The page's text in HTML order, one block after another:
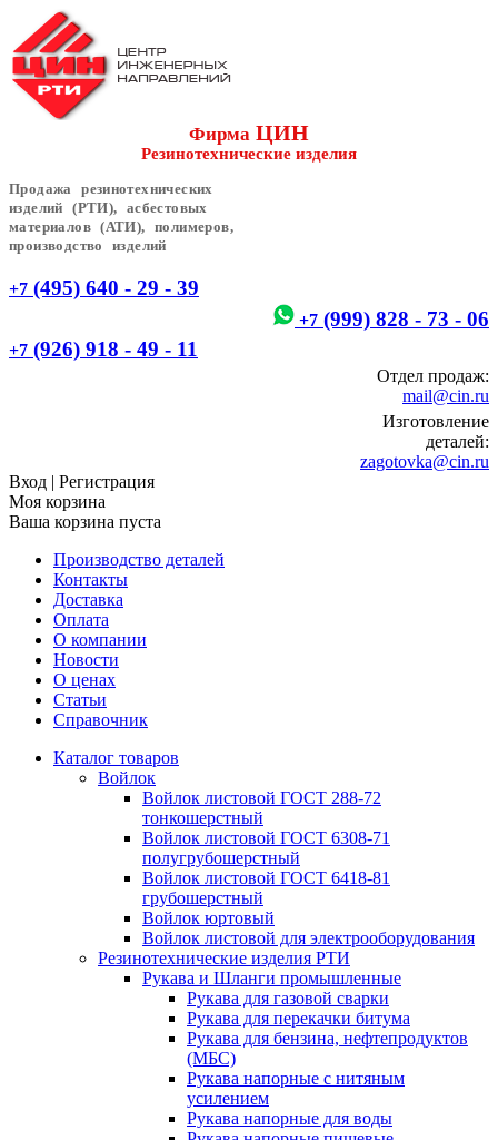
Фирма ЦИН
Резинотехнические изделия
Продажа резинотехнических
изделий (РТИ), асбестовых
материалов (АТИ), полимеров,
производство изделий
+7 (495) 640 - 29 - 39
+7 (999) 828 - 73 - 06
+7 (926) 918 - 49 - 11
Отдел продаж:
mail@cin.ru
Изготовление
деталей:
zagotovka@cin.ru
Вход | Регистрация
Моя корзина
Ваша корзина пуста
Производство деталей
Контакты
Доставка
Оплата
О компании
Новости
О ценах
Статьи
Справочник
Каталог товаров
Войлок
Войлок листовой ГОСТ 288-72
тонкошерстный
Войлок листовой ГОСТ 6308-71
полугрубошерстный
Войлок листовой ГОСТ 6418-81
грубошерстный
Войлок юртовый
Войлок листовой для электрооборудования
Резинотехнические изделия РТИ
Рукава и Шланги промышленные
Рукава для газовой сварки
Рукава для перекачки битума
Рукава для бензина, нефтепродуктов
(МБС)
Рукава напорные с нитяным
усилением
Рукава напорные для воды